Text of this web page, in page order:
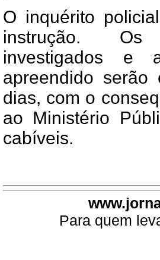
O inquérito
instrução. Os
investigados e
apreendido serão
dias, com o
ao Ministério
cabíveis.
Para quem